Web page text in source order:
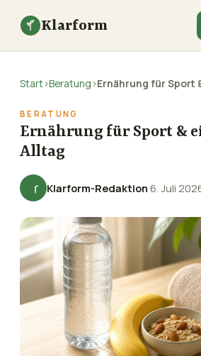
Klarform
Start›Beratung ›Ernährung für Sport
BERATUNG
Ernährung für Sport &
Alltag
Klarform-Redaktion·6. Juli